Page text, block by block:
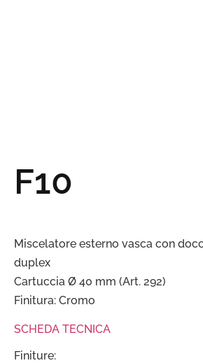
F10
Miscelatore esterno vasca con
duplex
Cartuccia Ø 40 mm (Art. 292)
Finitura: Cromo
SCHEDA TECNICA
Finiture: